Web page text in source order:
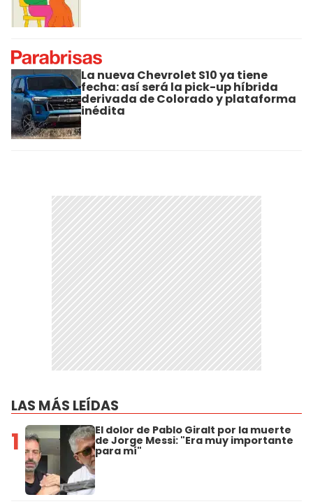
La nueva Chevrolet S10 ya tiene
fecha: así será la pick-up híbrida
derivada de Colorado y plataforma
inédita
LAS MÁS LEÍDAS
1 El dolor de Pablo Giralt por la muerte
de Jorge Messi: "Era muy importante
para mí"